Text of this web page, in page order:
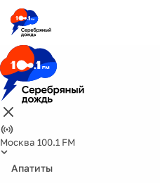
Москва 100.1 FM
Апатиты